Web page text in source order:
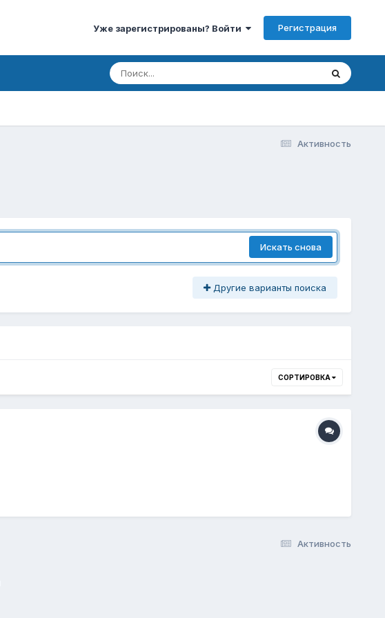
Уже зарегистрированы? Войти Регистрация
Активность
Искать снова
Другие варианты поиска
СОРТИРОВКА
Активность